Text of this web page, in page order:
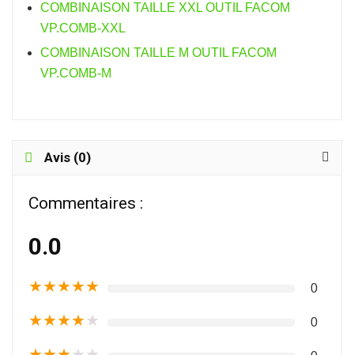
COMBINAISON TAILLE XXL OUTIL FACOM
VP.COMB-XXL
COMBINAISON TAILLE M OUTIL FACOM
VP.COMB-M
Avis (0)
Commentaires :
0.0
★★★★★ 0
★★★★★ 0